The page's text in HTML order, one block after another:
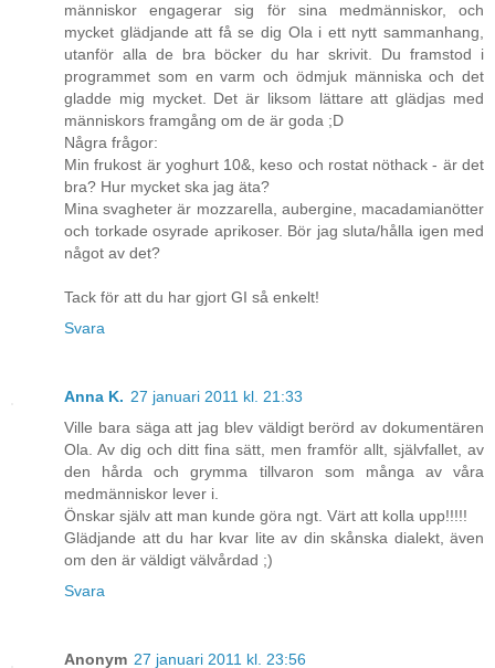
människor engagerar sig för sina medmänniskor, och
mycket glädjande att få se dig Ola i ett nytt sammanhang,
utanför alla de bra böcker du har skrivit. Du framstod i
programmet som en varm och ödmjuk människa och det
gladde mig mycket. Det är liksom lättare att glädjas med
människors framgång om de är goda ;D
Några frågor:
Min frukost är yoghurt 10&, keso och rostat nöthack - är det
bra? Hur mycket ska jag äta?
Mina svagheter är mozzarella, aubergine, macadamianötter
och torkade osyrade aprikoser. Bör jag sluta/hålla igen med
något av det?
Tack för att du har gjort GI så enkelt!
Svara
Anna K. 27 januari 2011 kl. 21:33
Ville bara säga att jag blev väldigt berörd av dokumentären
Ola. Av dig och ditt fina sätt, men framför allt, självfallet, av
den hårda och grymma tillvaron som många av våra
medmänniskor lever i.
Önskar själv att man kunde göra ngt. Värt att kolla upp!!!!!
Glädjande att du har kvar lite av din skånska dialekt, även
om den är väldigt välvårdad ;)
Svara
Anonym 27 januari 2011 kl. 23:56